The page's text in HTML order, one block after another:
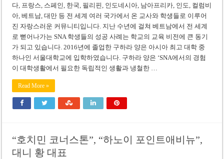
다, 프랑스, 스페인, 한국, 필리핀, 인도네시아, 남아프리카, 인도, 컬럼비
아, 베트남, 대만 등 전 세계 여러 국가에서 온 교사와 학생들로 이루어
진 자랑스러운 커뮤니티입니다. 지난 수년에 걸쳐 베트남에서 전 세계
로 뻗어나가는 SNA 학생들의 성공 사례는 학교의 교육 비전에 큰 동기
가 되고 있습니다. 2016년에 졸업한 구하라 양은 아시아 최고 대학 중
하나인 서울대학교에 입학하였습니다. 구하라 양은 ‘SNA에서의 경험
이 대학생활에서 필요한 독립적인 생활과 냉철한 …
Read More »
“호치민 코너스톤”, “하노이 포인트애비뉴”,
대니 황 대표